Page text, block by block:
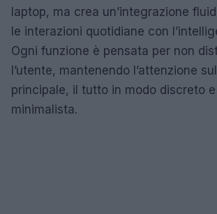
laptop, ma crea un’integrazione
le interazioni quotidiane con
Ogni funzione è pensata per non
l’utente, mantenendo l’attenzione
principale, il tutto in modo discreto
minimalista.